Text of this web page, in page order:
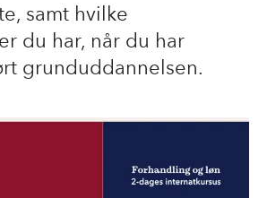
samt hvilke
du har, når du har
grunduddannelsen.